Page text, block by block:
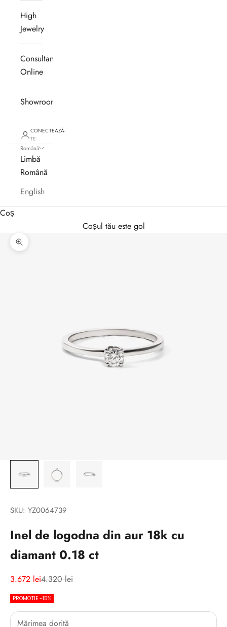
High
Jewelry
Consultanță
Online
Showroom
CONECTEAZĂ-
TE
Română
Limbă
Română
English
Coș
Coșul tău este gol
Mărește
SKU: YZ0064739
Inel de logodna din aur 18k cu
diamant 0.18 ct
Preț redus
3.672 leiPreț normal
4.320 lei
PROMOTIE -15%